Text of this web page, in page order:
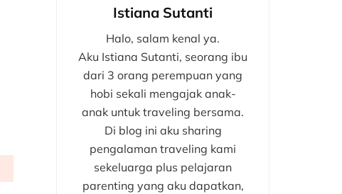
Istiana Sutanti
Halo, salam kenal ya.
Aku Istiana Sutanti, seorang ibu
dari 3 orang perempuan yang
hobi sekali mengajak anak-
anak untuk traveling bersama.
Di blog ini aku sharing
pengalaman traveling kami
sekeluarga plus pelajaran
parenting yang aku dapatkan,